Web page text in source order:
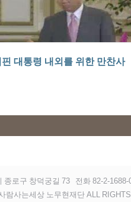
대통령 내외를 위한 만찬사
종로구 창덕궁길 73 전화 82-2-1688-
람사는세상 노무현재단 ALL